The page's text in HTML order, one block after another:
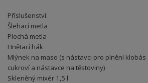
Příslušenství:
Šlehací metla
Plochá metla
Hnětací hák
Mlýnek na maso (s nástavci pro plnění
cukroví a nástavce na těstoviny)
Skleněný mixér 1,5 l